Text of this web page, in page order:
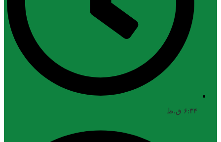
۶:۳۴ ق.ظ